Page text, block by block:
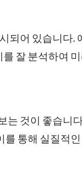
되어 있습니다.
잘 분석하여
는 것이 좋습니
를 통해 실질적